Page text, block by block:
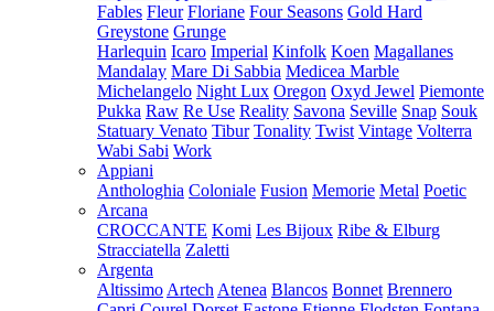
Fables Fleur Floriane Four Seasons Gold Hard
Greystone Grunge
Harlequin Icaro Imperial Kinfolk Koen Magallanes
Mandalay Mare Di Sabbia Medicea Marble
Michelangelo Night Lux Oregon Oxyd Jewel Piemonte
Pukka Raw Re Use Reality Savona Seville Snap Souk
Statuary Venato Tibur Tonality Twist Vintage Volterra
Wabi Sabi Work
Appiani
Anthologhia Coloniale Fusion Memorie Metal Poetic
Arcana
CROCCANTE Komi Les Bijoux Ribe & Elburg
Stracciatella Zaletti
Argenta
Altissimo Artech Atenea Blancos Bonnet Brennero